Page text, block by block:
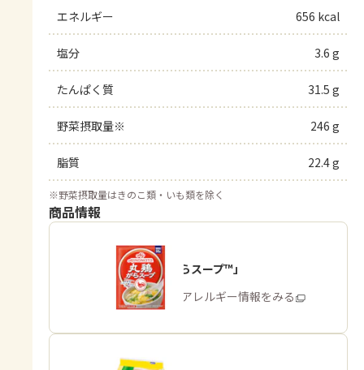
エネルギー 656 kcal
塩分 3.6 g
たんぱく質 31.5 g
野菜摂取量※ 246 g
脂質 22.4 g
※野菜摂取量はきのこ類・いも類を除く
商品情報
「丸鶏がらスープ™」
商品・アレルギー情報をみる